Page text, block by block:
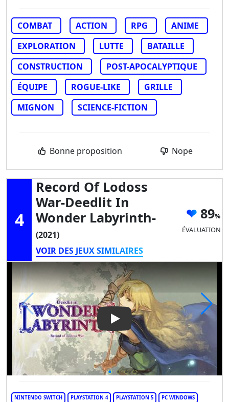
COMBAT ACTION RPG
ANIME
EXPLORATION
LUTTE
BATAILLE
CONSTRUCTION
POST-APOCALYPTIQUE
ÉQUIPE
ROGUE-LIKE
GRILLE
MIGNON
SCIENCE-FICTION
Bonne proposition Nope
4
Record Of Lodoss
War-Deedlit In
Wonder Labyrinth-
(2021)
VOIR DES JEUX SIMILAIRES
89
ÉVALUATION
Play Video: Record of
NINTENDO SWITCH PLAYSTATION 4 PLAYSTATION 5 PC WINDOWS